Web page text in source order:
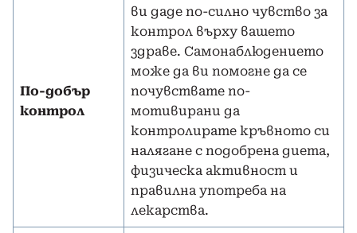
По-добър
контрол
ви даде по-силно чувство за
контрол върху вашето
здраве. Самонаблюдението
може да ви помогне да се
почувствате по-
мотивирани да
контролирате кръвното си
налягане с подобрена диета,
физическа активност и
правилна употреба на
лекарства.